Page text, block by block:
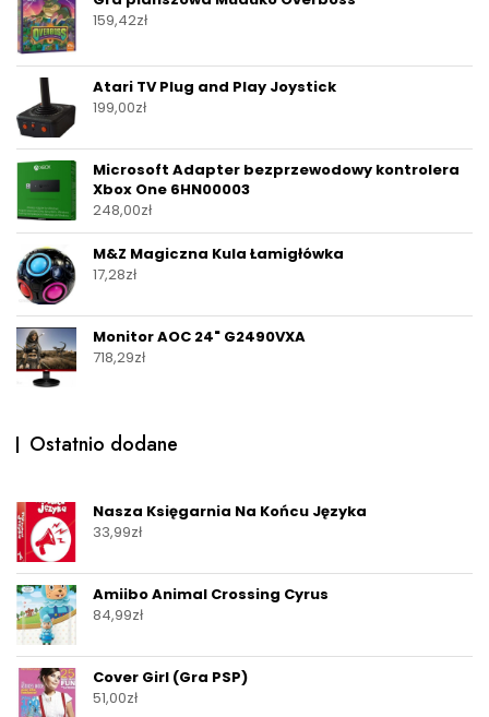
159,42zł
Atari TV Plug and Play Joystick
199,00zł
Microsoft Adapter bezprzewodowy kontrolera
Xbox One 6HN00003
248,00zł
M&Z Magiczna Kula Łamigłówka
17,28zł
Monitor AOC 24" G2490VXA
718,29zł
Ostatnio dodane
Nasza Księgarnia Na Końcu Języka
33,99zł
Amiibo Animal Crossing Cyrus
84,99zł
Cover Girl (Gra PSP)
51,00zł